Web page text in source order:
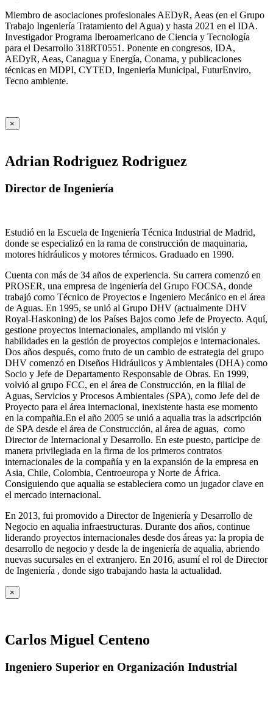
Miembro de asociaciones profesionales AEDyR, Aeas (en el Grupo
Trabajo Ingeniería Tratamiento del Agua) y hasta 2021 en el IDA.
Investigador Programa Iberoamericano de Ciencia y Tecnología
para el Desarrollo 318RT0551. Ponente en congresos, IDA,
AEDyR, Aeas, Canagua y Energía, Conama, y publicaciones
técnicas en MDPI, CYTED, Ingeniería Municipal, FuturEnviro,
Tecno ambiente.
×
Adrian Rodriguez Rodriguez
Director de Ingeniería
Estudió en la Escuela de Ingeniería Técnica Industrial de Madrid,
donde se especializó en la rama de construcción de maquinaria,
motores hidráulicos y motores térmicos. Graduado en 1990.
Cuenta con más de 34 años de experiencia. Su carrera comenzó en
PROSER, una empresa de ingeniería del Grupo FOCSA, donde
trabajó como Técnico de Proyectos e Ingeniero Mecánico en el área
de Aguas. En 1995, se unió al Grupo DHV (actualmente DHV
Royal-Haskoning) de los Países Bajos como Jefe de Proyecto. Aquí,
gestione proyectos internacionales, ampliando mi visión y
habilidades en la gestión de proyectos complejos e internacionales.
Dos años después, como fruto de un cambio de estrategia del grupo
DHV comenzó en Diseños Hidráulicos y Ambientales (DHA) como
Socio y Jefe de Departamento Responsable de Obras. En 1999,
volvió al grupo FCC, en el área de Construcción, en la filial de
Aguas, Servicios y Procesos Ambientales (SPA), como Jefe del de
Proyecto para el área internacional, inexistente hasta ese momento
en la compañia.En el año 2005 se unió a aqualia tras la adscripción
de SPA desde el área de Construcción, al área de aguas, como
Director de Internacional y Desarrollo. En este puesto, participe de
manera privilegiada en la firma de los primeros contratos
internacionales de la compañía y en la expansión de la empresa en
Asia, Chile, Colombia, Centroeuropa y Norte de África.
Consiguiendo que aqualia se estableciera como un jugador clave en
el mercado internacional.
En 2013, fui promovido a Director de Ingeniería y Desarrollo de
Negocio en aqualia infraestructuras. Durante dos años, continue
liderando proyectos internacionales desde dos áreas ya: la propia de
desarrollo de negocio y desde la de ingeniería de aqualia, abriendo
nuevas sucursales en el extranjero. En 2016, asumí el rol de Director
de Ingeniería , donde sigo trabajando hasta la actualidad.
×
Carlos Miguel Centeno
Ingeniero Superior en Organización Industrial